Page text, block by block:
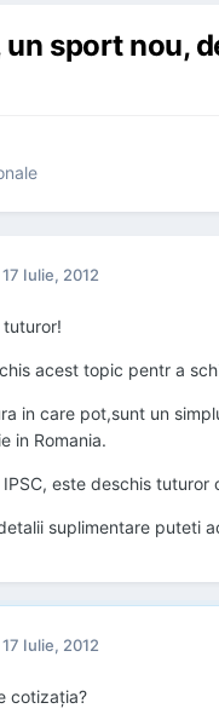
un sport nou,
17 Iulie, 2012
tuturor!
acest topic pentr a
in care pot,sunt un
in Romania.
IPSC, este deschis
suplimentare puteti
17 Iulie, 2012
cotizația?